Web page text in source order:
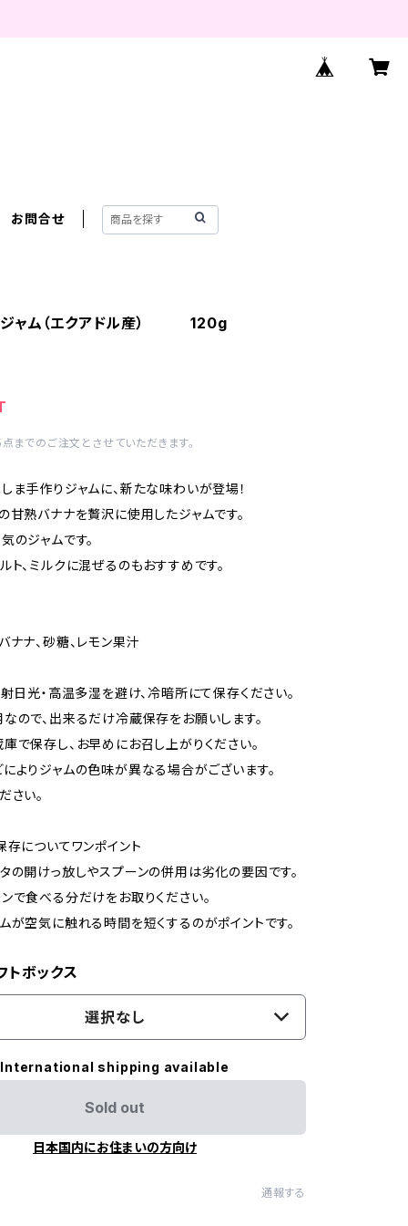
お問合せ
ジャム（エクアドル産） 120g
までのご注文とさせていただきます。
ま手作りジャムに、新たな味わいが登場！
甘熟バナナを贅沢に使用したジャムです。
のジャムです。
ト、ミルクに混ぜるのもおすすめです。
ナナ、砂糖、レモン果汁
日光・高温多湿を避け、冷暗所にて保存ください。
ので、出来るだけ冷蔵保存をお願いします。
で保存し、お早めにお召し上がりください。
よりジャムの色味が異なる場合がございます。
さい。
についてワンポイント
の開けっ放しやスプーンの併用は劣化の要因です。
で食べる分だけをお取りください。
が空気に触れる時間を短くするのがポイントです。
トボックス
選択なし
International shipping available
Sold out
日本国内にお住まいの方向け
通報する